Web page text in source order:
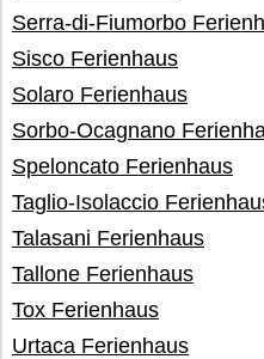
Serra-di-Fiumorbo
Sisco Ferienhaus
Solaro Ferienhaus
Sorbo-Ocagnano
Speloncato Ferienhaus
Taglio-Isolaccio
Talasani Ferienhaus
Tallone Ferienhaus
Tox Ferienhaus
Urtaca Ferienhaus